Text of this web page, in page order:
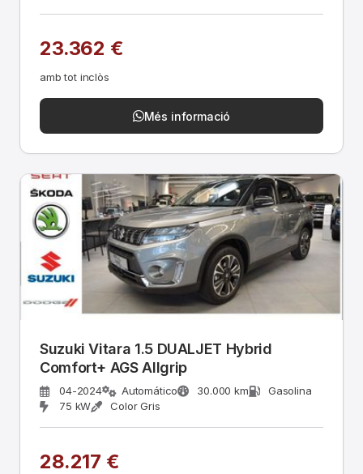
23.362 €
amb tot inclòs
Més informació
Suzuki Vitara 1.5 DUALJET Hybrid
Comfort+ AGS Allgrip
04-2024 Automático 30.000 km
Gasolina
75 kW
Color Gris
28.217 €